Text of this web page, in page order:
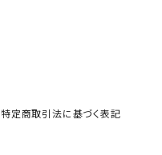
特定商取引法に基づく表記